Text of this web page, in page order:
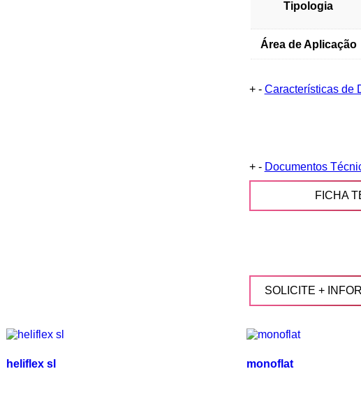
Tipologia
Área de Aplicação
+ - Características de
+ - Documentos
FICHA
SOLICITE +
heliflex sl monoflat